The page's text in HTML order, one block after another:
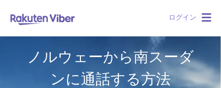
ログイン
ノルウェーから南スーダ
ンに通話する方法